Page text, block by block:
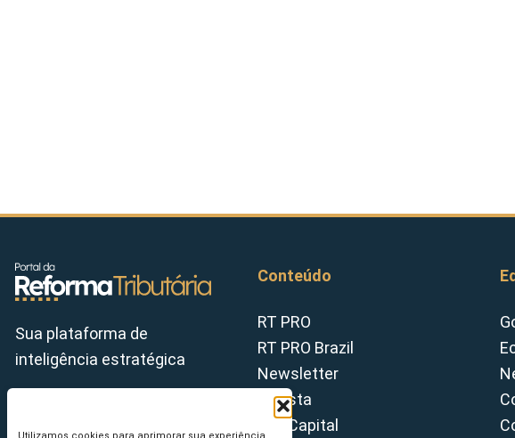
Sua plataforma de
inteligência estratégica
Conteúdo
RT PRO
RT PRO Brazil
Newsletter
Revista
Tax Capital